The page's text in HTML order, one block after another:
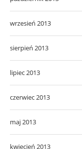
wrzesień 2013
sierpień 2013
lipiec 2013
czerwiec 2013
maj 2013
kwiecień 2013